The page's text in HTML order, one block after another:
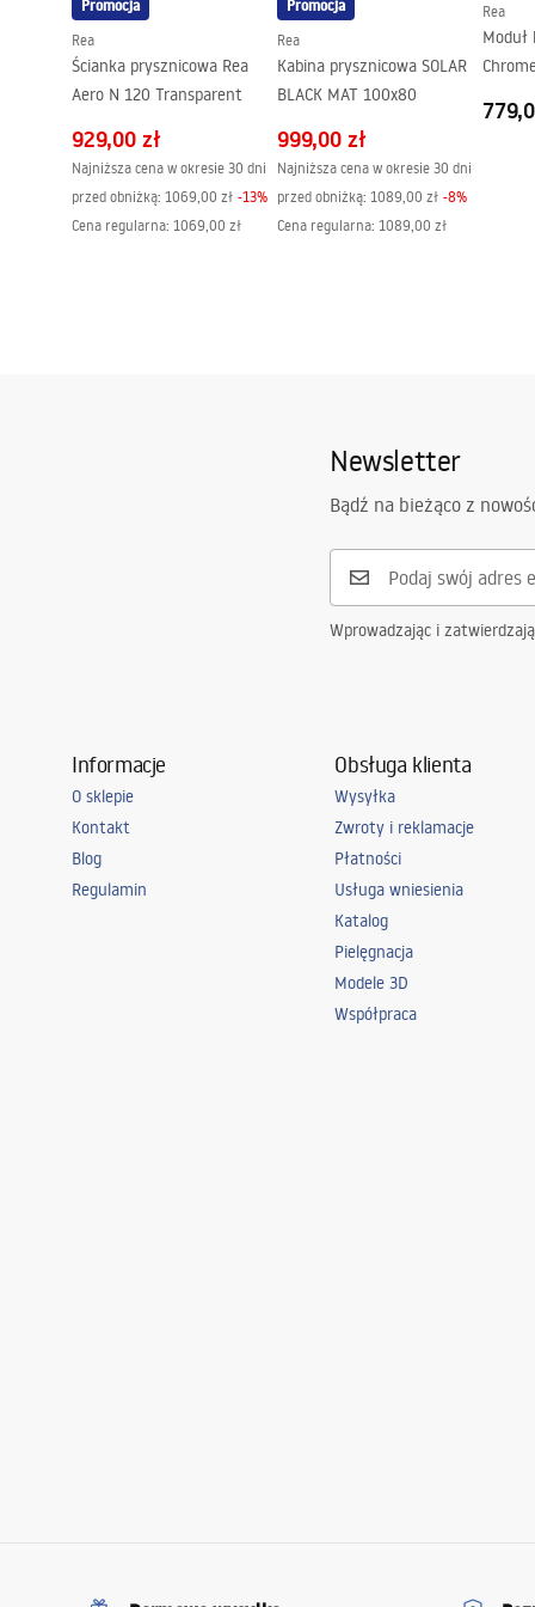
Rozstaw przyłączy:
mm
Model
JS-H7023BRG
Gwarancja
Promocja
Rea
Ścianka prysznicowa Rea
Aero N 120 Transparent
929,00 zł
Najniższa cena w okresie 30 dni
przed obniżką: 1069,00 zł -13%
Cena regularna: 1069,00 zł
Promocja
Rea
Kabina prysznicowa SOLAR
BLACK MAT 100x80
999,00 zł
Najniższa cena w okresie 30 dni
przed obniżką: 1089,00 zł -8%
Cena regularna: 1089,00 zł
Rea
Moduł
Newsletter
Bądź na bieżąco z
Wprowadzając i
Informacje
O sklepie
Kontakt
Blog
Regulamin
Obsługa klienta
Wysyłka
Zwroty i reklamacje
Płatności
Usługa wniesienia
Katalog
Pielęgnacja
Modele 3D
Współpraca